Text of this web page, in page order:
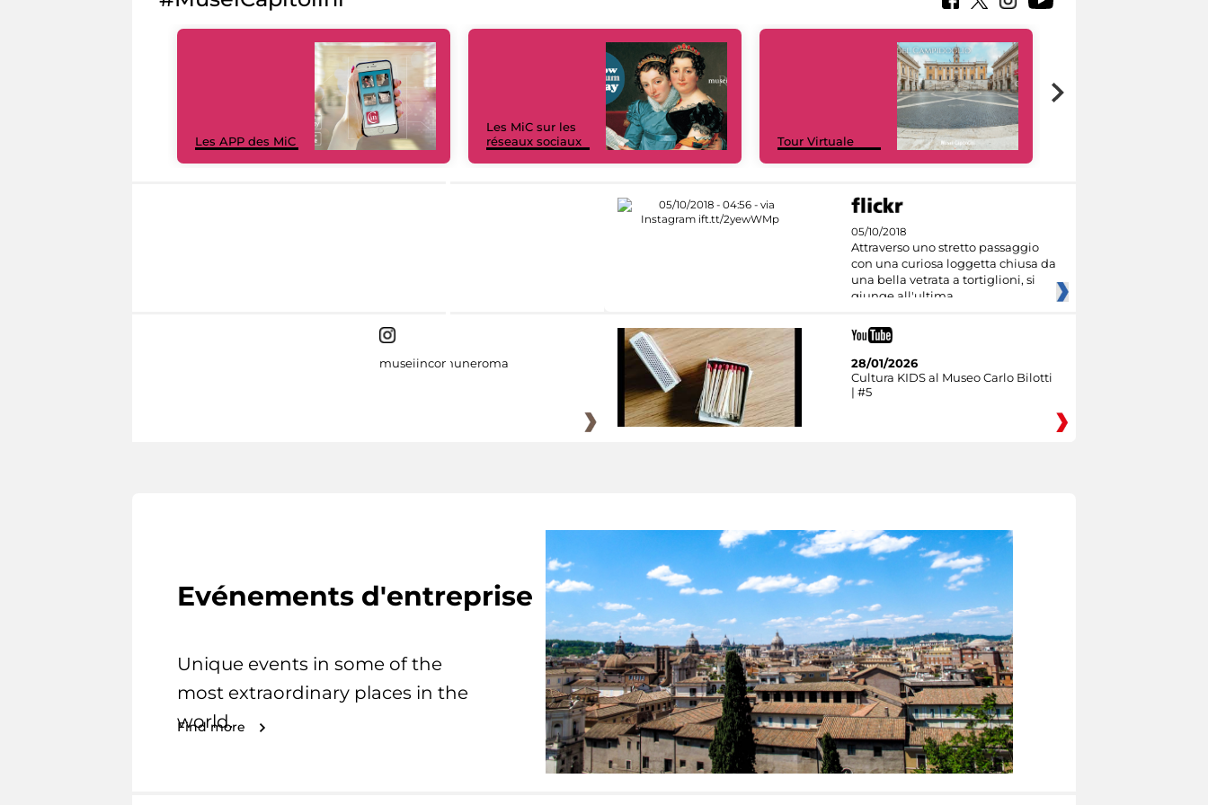
Les APP des MiC
Les MiC sur les
réseaux sociaux
Tour Virtuale
05/10/2018
Attraverso uno stretto passaggio
con una curiosa loggetta chiusa da
una bella vetrata a tortiglioni, si
giunge all'ultima
museiincomuneroma
28/01/2026
Cultura KIDS al Museo Carlo Bilotti
| #5
Evénements d'entreprise
Unique events in some of the
most extraordinary places in the
world.
Find more